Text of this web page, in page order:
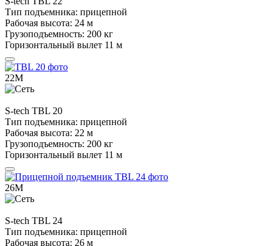
Тип подъемника: прицепной
Рабочая высота: 24 м
Грузоподъемность: 200 кг
Горизонтальный вылет 11 м
22М
S-tech TBL 20
Тип подъемника: прицепной
Рабочая высота: 22 м
Грузоподъемность: 200 кг
Горизонтальный вылет 11 м
26М
S-tech TBL 24
Тип подъемника: прицепной
Рабочая высота: 26 м